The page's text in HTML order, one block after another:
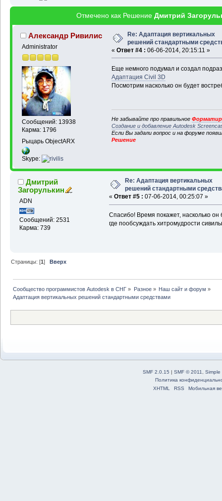
Отмечено как Решение Дмитрий
Александр Ривилис
Administrator
Сообщений: 13938
Карма: 1796
Рыцарь ObjectARX
Skype:
Re: Адаптация вертикальных
решений стандартными
« Ответ #4 : 06-06-2014, 20:15:11 »
Еще немного подумал и создал
Адаптация Civil 3D
Посмотрим насколько он будет
Не забывайте про правильное
Создание и добавление Autodesk
Если Вы задали вопрос и на форуме
Решение
Дмитрий
Загорулькин
ADN
Сообщений: 2531
Карма: 739
Re: Адаптация вертикальных
решений стандартными
« Ответ #5 : 07-06-2014, 00:25:07 »
Спасибо! Время покажет, насколько он
где пообсуждать хитромудрости
Страницы: [1] Вверх
Сообщество программистов Autodesk в СНГ » Разное» Наш сайт и форум »
Адаптация вертикальных решений стандартными средствами
SMF 2.0.15 SMF © 2011, Simple
Политика
XHTML
RSS Мобильная